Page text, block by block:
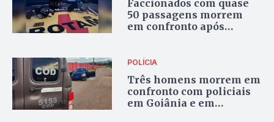
Faccionados com quase
50 passagens morrem
em confronto após
POLÍCIA
Três homens morrem em
confronto com policiais
em Goiânia e em